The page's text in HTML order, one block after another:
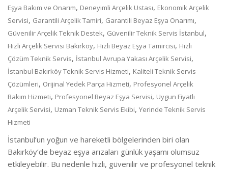
Eşya Bakım ve Onarım, Deneyimli Arçelik Ustası, Ekonomik Arçelik
Servisi, Garantili Arçelik Tamiri, Garantili Beyaz Eşya Onarımı,
Güvenilir Arçelik Teknik Destek, Güvenilir Teknik Servis İstanbul,
Hızlı Arçelik Servisi Bakırköy, Hızlı Beyaz Eşya Tamircisi, Hızlı
Çözüm Teknik Servis, İstanbul Avrupa Yakası Arçelik Servisi,
İstanbul Bakırköy Teknik Servis Hizmeti, Kaliteli Teknik Servis
Çözümleri, Orijinal Yedek Parça Hizmeti, Profesyonel Arçelik
Bakım Hizmeti, Profesyonel Beyaz Eşya Servisi, Uygun Fiyatlı
Arçelik Servisi, Uzman Teknik Servis Ekibi, Yerinde Teknik Servis
Hizmeti
İstanbul’un yoğun ve hareketli bölgelerinden biri olan
Bakırköy’de beyaz eşya arızaları günlük yaşamı olumsuz
etkileyebilir. Bu nedenle hızlı, güvenilir ve profesyonel teknik